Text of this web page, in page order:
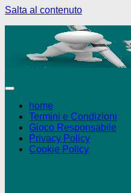
Salta al contenuto
home
Termini e Condizioni
Gioco Responsabile
Privacy Policy
Cookie Policy